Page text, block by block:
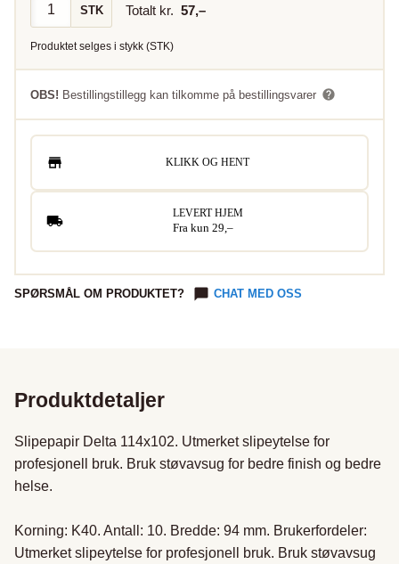
STK Totalt kr. 57,–
Produktet selges i stykk (STK)
OBS! Bestillingstillegg kan tilkomme på bestillingsvarer
KLIKK OG HENT
LEVERT HJEM
Fra kun 29,–
SPØRSMÅL OM PRODUKTET? CHAT MED OSS
Produktdetaljer
Slipepapir Delta 114x102. Utmerket slipeytelse for
profesjonell bruk. Bruk støvavsug for bedre finish og bedre
helse.
Korning: K40. Antall: 10. Bredde: 94 mm. Brukerfordeler:
Utmerket slipeytelse for profesjonell bruk. Bruk støvavsug